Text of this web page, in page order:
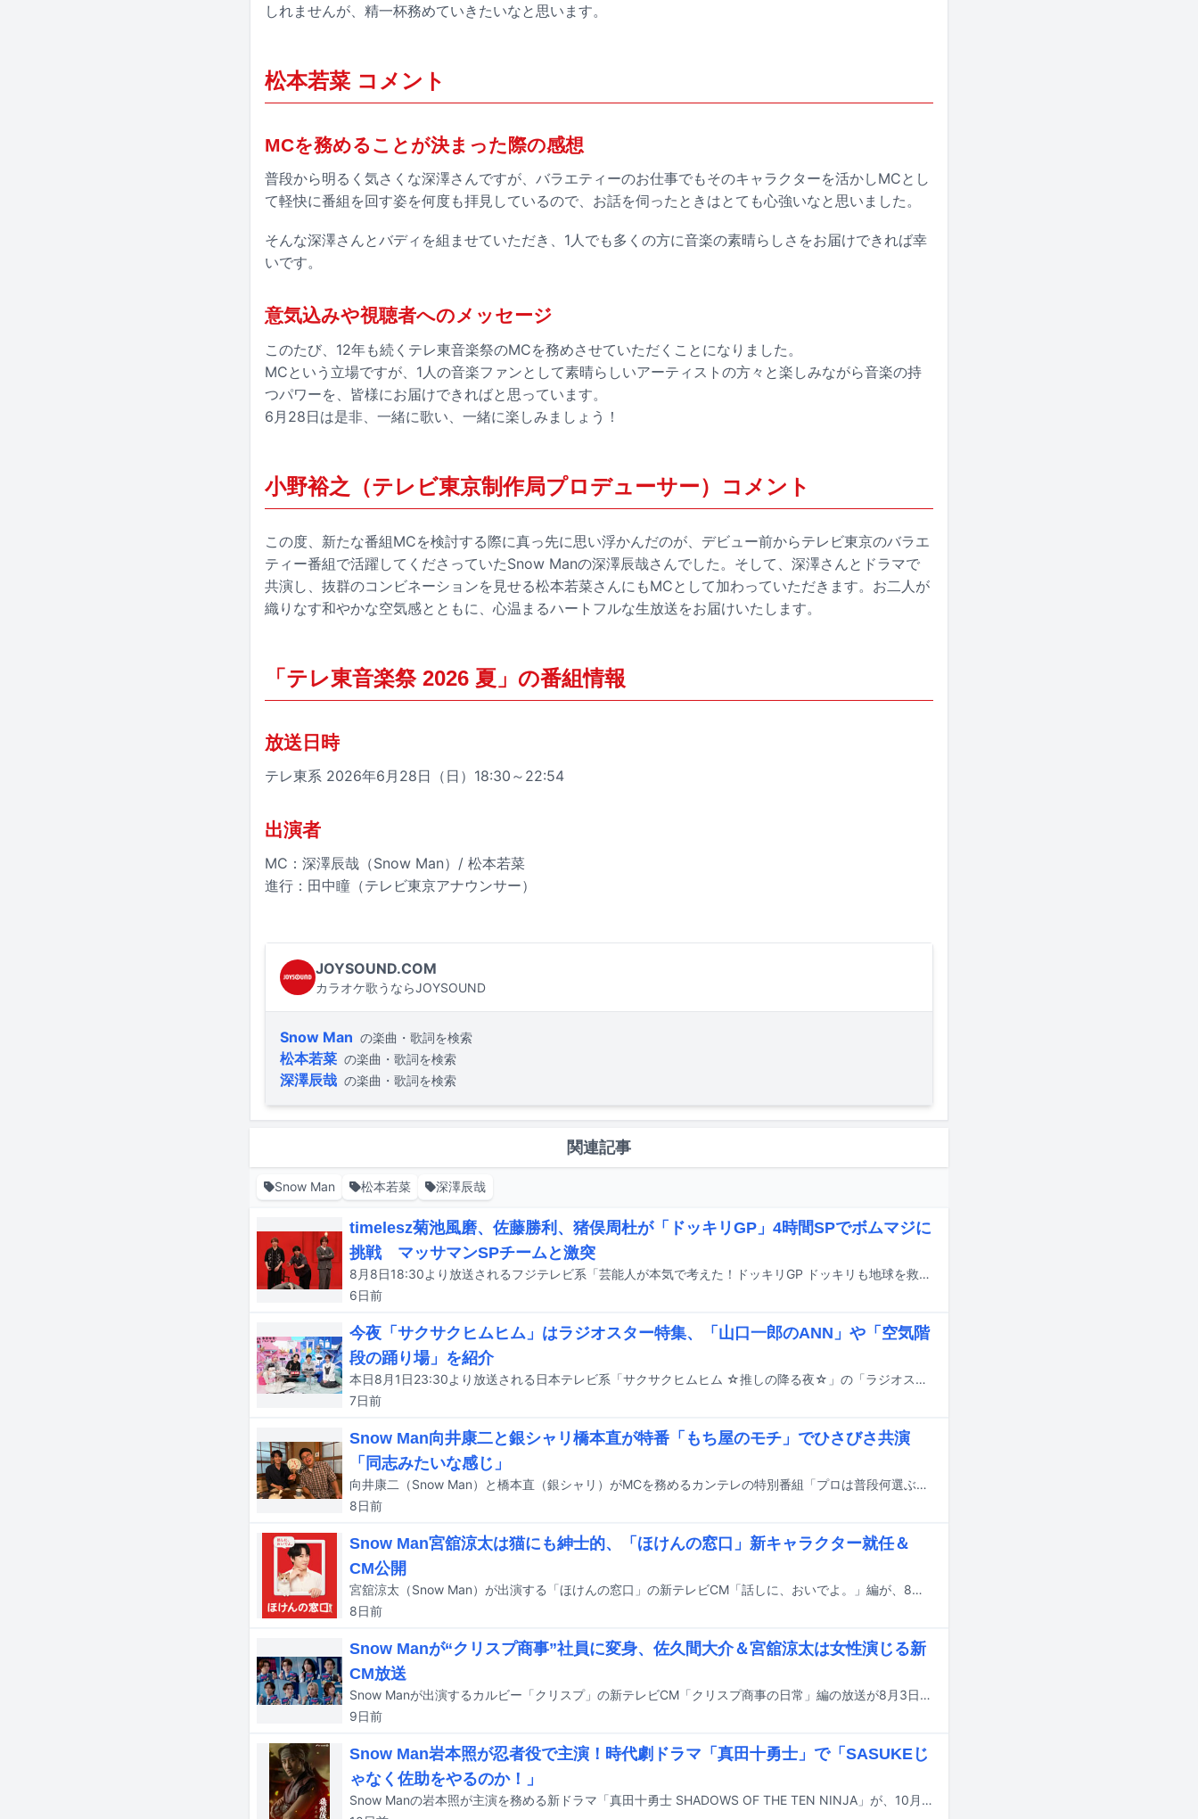
しれませんが、精一杯務めていきたいなと思います。
松本若菜 コメント
MCを務めることが決まった際の感想
普段から明るく気さくな深澤さんですが、バラエティーのお仕事でもそのキャラクターを活かしMCとし
て軽快に番組を回す姿を何度も拝見しているので、お話を伺ったときはとても心強いなと思いました。
そんな深澤さんとバディを組ませていただき、1人でも多くの方に音楽の素晴らしさをお届けできれば幸
いです。
意気込みや視聴者へのメッセージ
このたび、12年も続くテレ東音楽祭のMCを務めさせていただくことになりました。
MCという立場ですが、1人の音楽ファンとして素晴らしいアーティストの方々と楽しみながら音楽の持
つパワーを、皆様にお届けできればと思っています。
6月28日は是非、一緒に歌い、一緒に楽しみましょう！
小野裕之（テレビ東京制作局プロデューサー）コメント
この度、新たな番組MCを検討する際に真っ先に思い浮かんだのが、デビュー前からテレビ東京のバラエ
ティー番組で活躍してくださっていたSnow Manの深澤辰哉さんでした。そして、深澤さんとドラマで
共演し、抜群のコンビネーションを見せる松本若菜さんにもMCとして加わっていただきます。お二人が
織りなす和やかな空気感とともに、心温まるハートフルな生放送をお届けいたします。
「テレ東音楽祭 2026 夏」の番組情報
放送日時
テレ東系 2026年6月28日（日）18:30～22:54
出演者
MC：深澤辰哉（Snow Man）/ 松本若菜
進行：田中瞳（テレビ東京アナウンサー）
JOYSOUND.COM
カラオケ歌うならJOYSOUND
Snow Man の楽曲・歌詞を検索
松本若菜 の楽曲・歌詞を検索
深澤辰哉 の楽曲・歌詞を検索
関連記事
Snow Man 松本若菜 深澤辰哉
timelesz菊池風磨、佐藤勝利、猪俣周杜が「ドッキリGP」4時間SPでボムマジに
挑戦 マッサマンSPチームと激突
8月8日18:30より放送されるフジテレビ系「芸能人が本気で考えた！ドッキリGP ドッキリも地球を救う 4時間テレビSP」にtimeleszの佐藤勝利と猪俣周杜が出演する。
6日前
今夜「サクサクヒムヒム」はラジオスター特集、「山口一郎のANN」や「空気階
段の踊り場」を紹介
本日8月1日23:30より放送される日本テレビ系「サクサクヒムヒム ☆推しの降る夜☆」の「ラジオスター」特集に松田好花（ex. 日向坂46）が出演する。
7日前
Snow Man向井康二と銀シャリ橋本直が特番「もち屋のモチ」でひさびさ共演
「同志みたいな感じ」
向井康二（Snow Man）と橋本直（銀シャリ）がMCを務めるカンテレの特別番組「プロは普段何選ぶ？もち屋のモチ」が8月1日14:57より放送される。
8日前
Snow Man宮舘涼太は猫にも紳士的、「ほけんの窓口」新キャラクター就任＆
CM公開
宮舘涼太（Snow Man）が出演する「ほけんの窓口」の新テレビCM「話しに、おいでよ。」編が、8月3日より全国で放送される。
8日前
Snow Manが“クリスプ商事”社員に変身、佐久間大介＆宮舘涼太は女性演じる新
CM放送
Snow Manが出演するカルビー「クリスプ」の新テレビCM「クリスプ商事の日常」編の放送が8月3日にスタートする。
9日前
Snow Man岩本照が忍者役で主演！時代劇ドラマ「真田十勇士」で「SASUKEじ
ゃなく佐助をやるのか！」
Snow Manの岩本照が主演を務める新ドラマ「真田十勇士 SHADOWS OF THE TEN NINJA」が、10月よりテレビ朝日系で放送される。